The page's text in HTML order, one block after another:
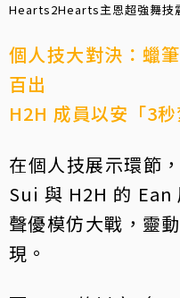
Hearts2Hearts主恩超強舞技
個人技大對決：蠟
百出
H2H 成員以安「3
在個人技展示環節
Sui 與 H2H 的 Ean
聲優模仿大戰，靈
現。